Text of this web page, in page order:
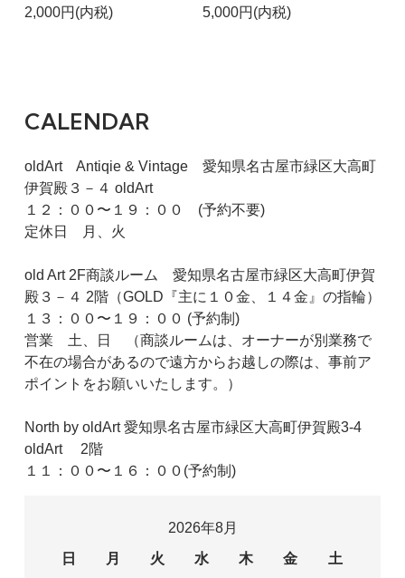
2,000円(内税) 5,000円(内税)
CALENDAR
oldArt Antiqie & Vintage 愛知県名古屋市緑区大高町
伊賀殿３－４ oldArt
１２：００〜１９：００ (予約不要)
定休日 月、火
old Art 2F商談ルーム 愛知県名古屋市緑区大高町伊賀
殿３－４ 2階（GOLD『主に１０金、１４金』の指輪）
１３：００〜１９：００ (予約制)
営業 土、日 （商談ルームは、オーナーが別業務で
不在の場合があるので遠方からお越しの際は、事前ア
ポイントをお願いいたします。）
North by oldArt 愛知県名古屋市緑区大高町伊賀殿3-4
oldArt 2階
１１：００〜１６：００(予約制)
2026年8月
日
月 火 水 木 金 土